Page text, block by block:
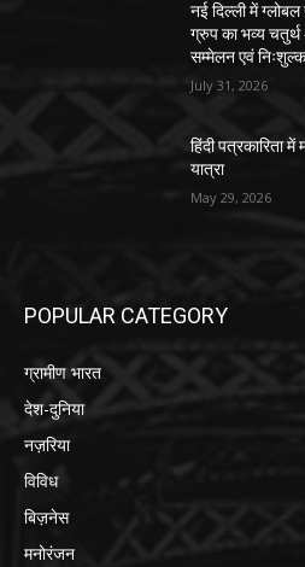
नई दिल्ली में
ग्रुप का भव्य चतुर्थ
सम्मेलन एवं निःशुल्क
July 31, 2026
हिंदी पत्रकारिता
यात्रा
May 29, 2026
POPULAR CATEGORY
ग्रामीण भारत
देश-दुनिया
नज़रिया
विविध
बिज़नेस
मनोरंजन